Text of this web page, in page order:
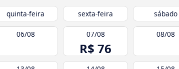
quinta-feira sexta-feira sábado
06/08 07/08
R$ 76
08/08